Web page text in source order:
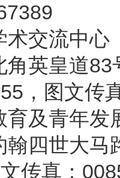
术交流中
角英皇道
，图文传
育及青年
翰四世大马
传真：